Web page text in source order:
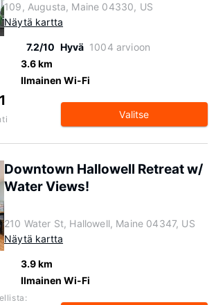
109, Augusta, Maine 04330, US
Näytä kartta
7.2/10 Hyvä 1004 arvioon
3.6 km
Ilmainen Wi-Fi
Valitse
Downtown Hallowell Retreat w/
Water Views!
210 Water St, Hallowell, Maine 04347, US
Näytä kartta
3.9 km
Ilmainen Wi-Fi